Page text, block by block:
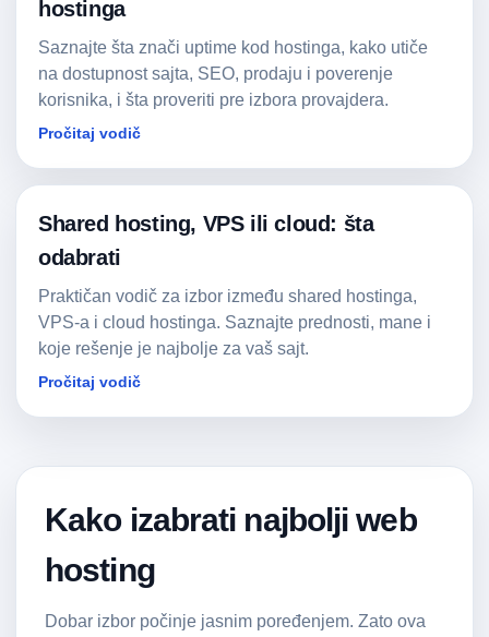
hostinga
Saznajte šta znači uptime kod hostinga, kako utiče
na dostupnost sajta, SEO, prodaju i poverenje
korisnika, i šta proveriti pre izbora provajdera.
Pročitaj vodič
Shared hosting, VPS ili cloud: šta
odabrati
Praktičan vodič za izbor između shared hostinga,
VPS-a i cloud hostinga. Saznajte prednosti, mane i
koje rešenje je najbolje za vaš sajt.
Pročitaj vodič
Kako izabrati najbolji web
hosting
Dobar izbor počinje jasnim poređenjem. Zato ova